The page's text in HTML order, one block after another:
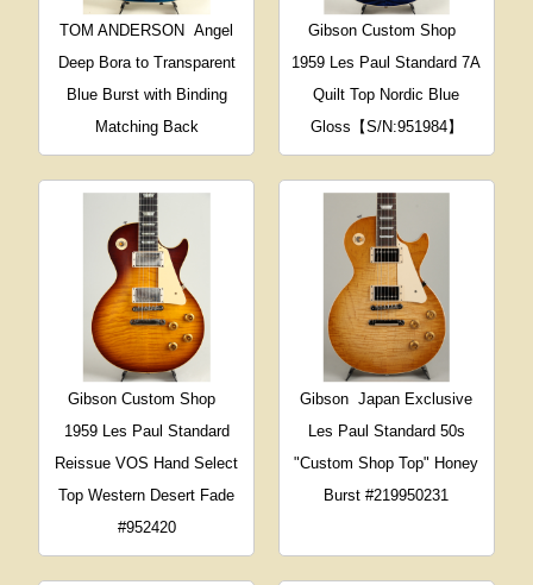
TOM ANDERSON
Angel
Deep Bora to Transparent
Blue Burst with Binding
Matching Back
Gibson Custom Shop
1959 Les Paul Standard 7A
Quilt Top Nordic Blue
Gloss【S/N:951984】
Gibson Custom Shop
1959 Les Paul Standard
Reissue VOS Hand Select
Top Western Desert Fade
#952420
Gibson Japan Exclusive
Les Paul Standard 50s
"Custom Shop Top" Honey
Burst #219950231